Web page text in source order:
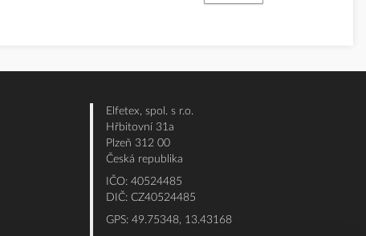
Elfetex, spol. s r.o.
Hřbitovní 31a
Plzeň 312 00
Česká republika
IČO: 40524485
DIČ: CZ40524485
GPS: 49.75348, 13.43168